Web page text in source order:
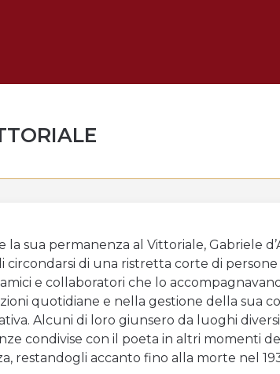
la sua permanenza al Vittoriale, Gabriele
circondarsi di una ristretta corte di
e collaboratori che lo
quotidiane e nella gestione della sua
Alcuni di loro giunsero da luoghi
condivise con il poeta in altri momenti
restandogli accanto fino alla morte nel